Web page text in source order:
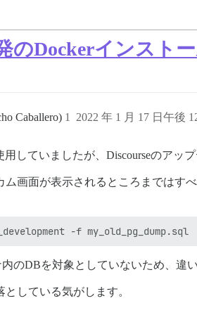
のDockerインスト
Caballero) 2022 年 1 月 17 日午後
1
用していましたが、Discourseのア
ム画面が表示されるところまではす
のDBを対象としていないため、違
している気がします。